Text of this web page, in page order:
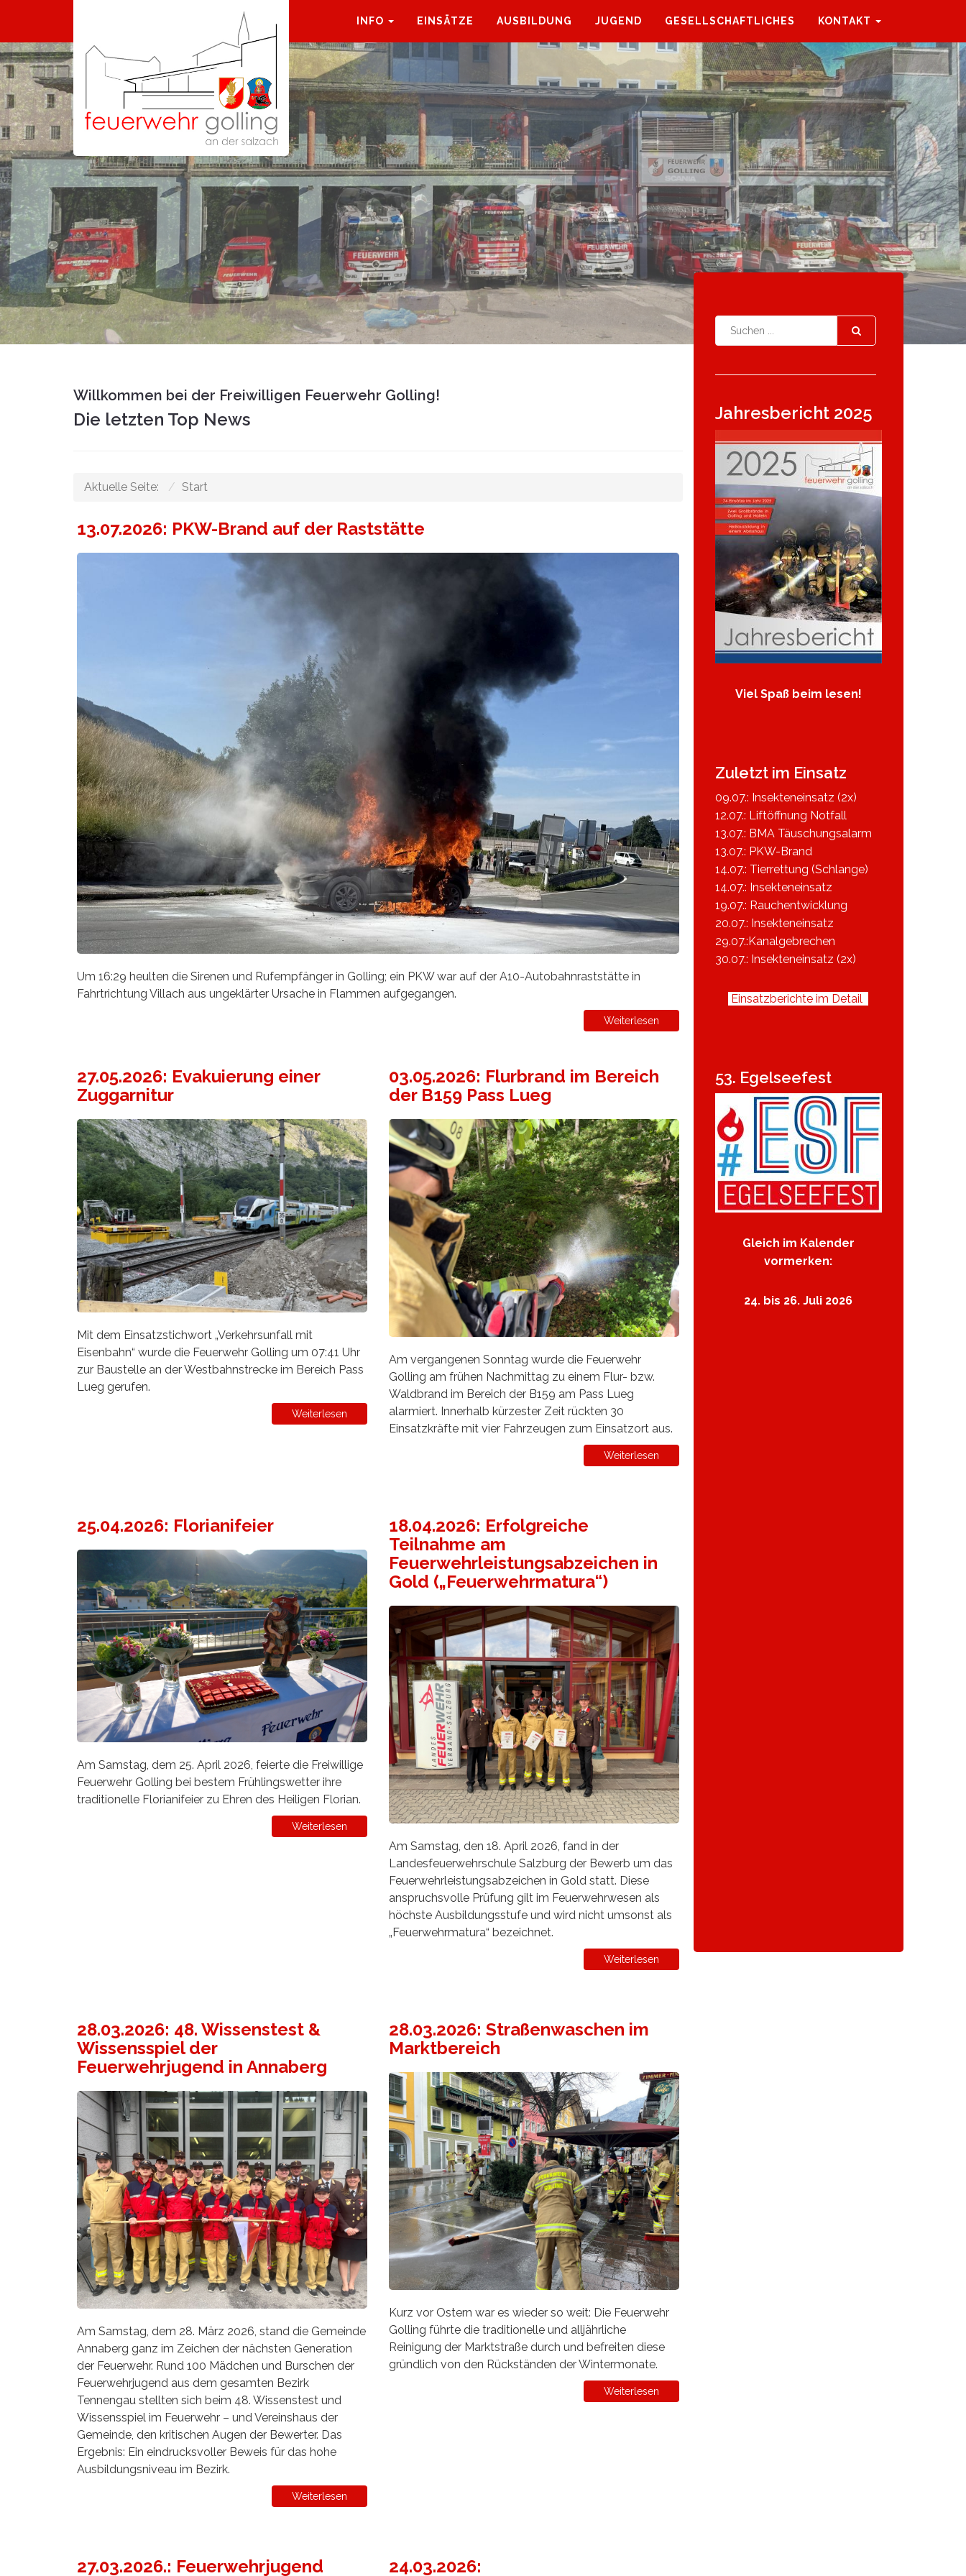
INFO EINSÄTZE AUSBILDUNG JUGEND GESELLSCHAFTLICHES KONTAKT
Willkommen bei der Freiwilligen Feuerwehr Golling!
Die letzten Top News
Aktuelle Seite: Start
13.07.2026: PKW-Brand auf der Raststätte
Um 16:29 heulten die Sirenen und Rufempfänger in Golling; ein PKW war auf der A10-Autobahnraststätte in
Fahrtrichtung Villach aus ungeklärter Ursache in Flammen aufgegangen.
Weiterlesen
27.05.2026: Evakuierung einer
Zuggarnitur
Mit dem Einsatzstichwort „Verkehrsunfall mit
Eisenbahn“ wurde die Feuerwehr Golling um 07:41 Uhr
zur Baustelle an der Westbahnstrecke im Bereich Pass
Lueg gerufen.
Weiterlesen
03.05.2026: Flurbrand im Bereich
der B159 Pass Lueg
Am vergangenen Sonntag wurde die Feuerwehr
Golling am frühen Nachmittag zu einem Flur- bzw.
Waldbrand im Bereich der B159 am Pass Lueg
alarmiert. Innerhalb kürzester Zeit rückten 30
Einsatzkräfte mit vier Fahrzeugen zum Einsatzort aus.
Weiterlesen
25.04.2026: Florianifeier
Am Samstag, dem 25. April 2026, feierte die Freiwillige
Feuerwehr Golling bei bestem Frühlingswetter ihre
traditionelle Florianifeier zu Ehren des Heiligen Florian.
Weiterlesen
18.04.2026: Erfolgreiche
Teilnahme am
Feuerwehrleistungsabzeichen in
Gold („Feuerwehrmatura“)
Am Samstag, den 18. April 2026, fand in der
Landesfeuerwehrschule Salzburg der Bewerb um das
Feuerwehrleistungsabzeichen in Gold statt. Diese
anspruchsvolle Prüfung gilt im Feuerwehrwesen als
höchste Ausbildungsstufe und wird nicht umsonst als
„Feuerwehrmatura“ bezeichnet.
Weiterlesen
28.03.2026: 48. Wissenstest &
Wissensspiel der
Feuerwehrjugend in Annaberg
Am Samstag, dem 28. März 2026, stand die Gemeinde
Annaberg ganz im Zeichen der nächsten Generation
der Feuerwehr. Rund 100 Mädchen und Burschen der
Feuerwehrjugend aus dem gesamten Bezirk
Tennengau stellten sich beim 48. Wissenstest und
Wissensspiel im Feuerwehr – und Vereinshaus der
Gemeinde, den kritischen Augen der Bewerter. Das
Ergebnis: Ein eindrucksvoller Beweis für das hohe
Ausbildungsniveau im Bezirk.
Weiterlesen
28.03.2026: Straßenwaschen im
Marktbereich
Kurz vor Ostern war es wieder so weit: Die Feuerwehr
Golling führte die traditionelle und alljährliche
Reinigung der Marktstraße durch und befreiten diese
gründlich von den Rückständen der Wintermonate.
Weiterlesen
27.03.2026.: Feuerwehrjugend
24.03.2026:
Jahresbericht 2025
Viel Spaß beim lesen!
Zuletzt im Einsatz
09.07.: Insekteneinsatz (2x)
12.07.: Liftöffnung Notfall
13.07.: BMA Täuschungsalarm
13.07.: PKW-Brand
14.07.: Tierrettung (Schlange)
14.07.: Insekteneinsatz
19.07.: Rauchentwicklung
20.07.: Insekteneinsatz
29.07.:Kanalgebrechen
30.07.: Insekteneinsatz (2x)
Einsatzberichte im Detail
53. Egelseefest
Gleich im Kalender
vormerken:
24. bis 26. Juli 2026